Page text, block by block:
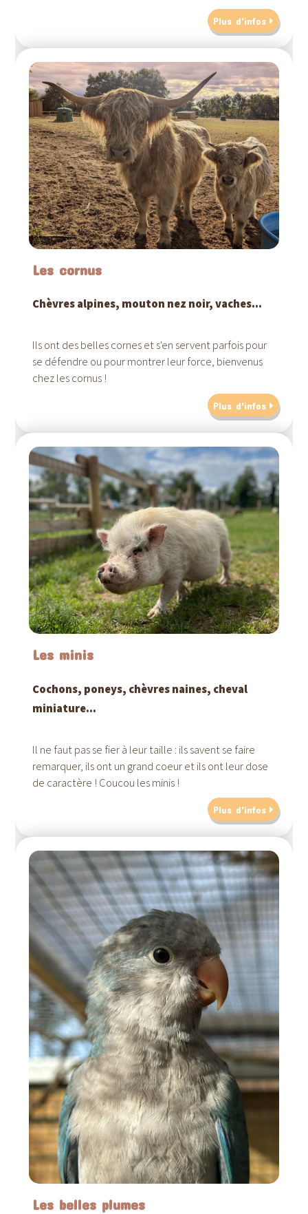
Plus d'infos
Les cornus
Chèvres alpines, mouton nez noir, vaches...
Ils ont des belles cornes et s'en servent parfois pour
se défendre ou pour montrer leur force, bienvenus
chez les cornus !
Plus d'infos
Les minis
Cochons, poneys, chèvres naines, cheval
miniature...
Il ne faut pas se fier à leur taille : ils savent se faire
remarquer, ils ont un grand coeur et ils ont leur dose
de caractère ! Coucou les minis !
Plus d'infos
Les belles plumes